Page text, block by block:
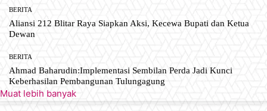
BERITA
Aliansi 212 Blitar Raya Siapkan Aksi, Kecewa Bupati dan Ketua
Dewan
BERITA
Ahmad Baharudin:Implementasi Sembilan Perda Jadi Kunci
Keberhasilan Pembangunan Tulungagung
Muat lebih banyak